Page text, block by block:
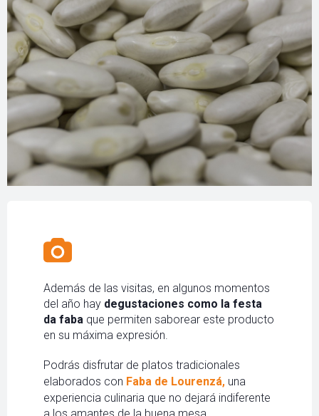
Además de las visitas, en algunos momentos
del año hay degustaciones como la festa
da faba que permiten saborear este producto
en su máxima expresión.
Podrás disfrutar de platos tradicionales
elaborados con Faba de Lourenzá, una
experiencia culinaria que no dejará indiferente